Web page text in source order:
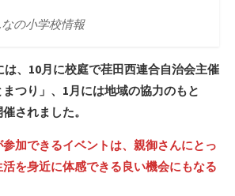
なの小学校情報
は、10月に校庭で荏田西連合自治会主催
つり」、1月には地域の協力のもと
されました。
加できるイベントは、親御さんにとっ
を身近に体感できる良い機会にもなる